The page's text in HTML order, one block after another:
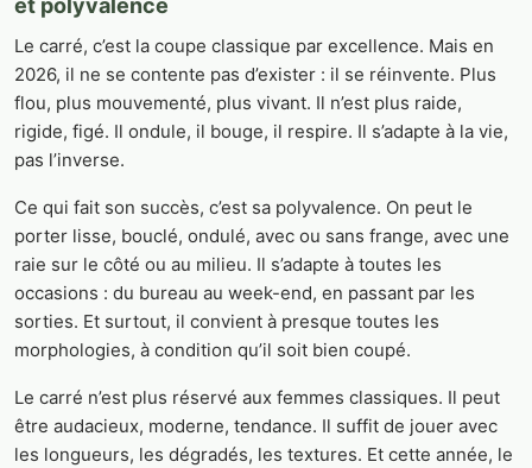
Le carré, c’est la coupe classique par excellence. Mais en
2026, il ne se contente pas d’exister : il se réinvente. Plus
flou, plus mouvementé, plus vivant. Il n’est plus raide,
rigide, figé. Il ondule, il bouge, il respire. Il s’adapte à la vie,
pas l’inverse.
Ce qui fait son succès, c’est sa polyvalence. On peut le
porter lisse, bouclé, ondulé, avec ou sans frange, avec une
raie sur le côté ou au milieu. Il s’adapte à toutes les
occasions : du bureau au week-end, en passant par les
sorties. Et surtout, il convient à presque toutes les
morphologies, à condition qu’il soit bien coupé.
Le carré n’est plus réservé aux femmes classiques. Il peut
être audacieux, moderne, tendance. Il suffit de jouer avec
les longueurs, les dégradés, les textures. Et cette année, le